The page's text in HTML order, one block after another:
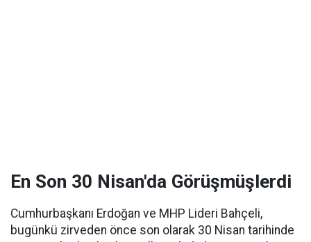
En Son 30 Nisan'da Görüşmüşlerdi
Cumhurbaşkanı Erdoğan ve MHP Lideri Bahçeli,
bugünkü zirveden önce son olarak 30 Nisan tarihinde